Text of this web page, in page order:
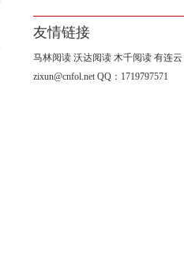
友情链接
马林阅读 沃达阅读 木千阅读 有连云
zixun@cnfol.net QQ：1719797571